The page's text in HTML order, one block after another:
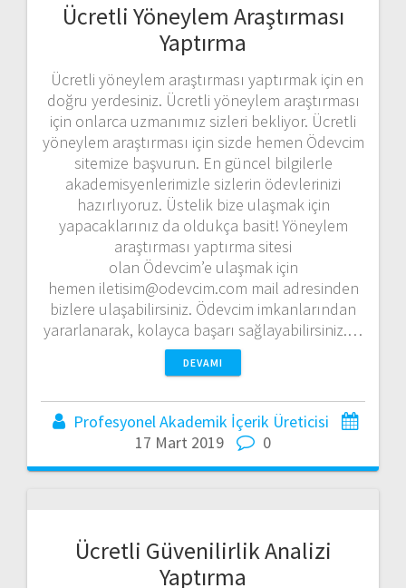
Ücretli Yöneylem Araştırması
Yaptırma
Ücretli yöneylem araştırması yaptırmak için en
doğru yerdesiniz. Ücretli yöneylem araştırması
için onlarca uzmanımız sizleri bekliyor. Ücretli
yöneylem araştırması için sizde hemen Ödevcim
sitemize başvurun. En güncel bilgilerle
akademisyenlerimizle sizlerin ödevlerinizi
hazırlıyoruz. Üstelik bize ulaşmak için
yapacaklarınız da oldukça basit! Yöneylem
araştırması yaptırma sitesi
olan Ödevcim’e ulaşmak için
hemen iletisim@odevcim.com mail adresinden
bizlere ulaşabilirsiniz. Ödevcim imkanlarından
yararlanarak, kolayca başarı sağlayabilirsiniz.…
DEVAMI
Profesyonel Akademik İçerik Üreticisi
17 Mart 2019
0
Ücretli Güvenilirlik Analizi
Yaptırma